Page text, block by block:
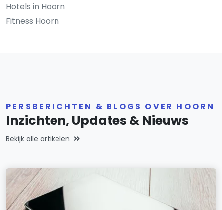
Hotels in Hoorn
Fitness Hoorn
PERSBERICHTEN & BLOGS OVER HOORN
Inzichten, Updates & Nieuws
Bekijk alle artikelen